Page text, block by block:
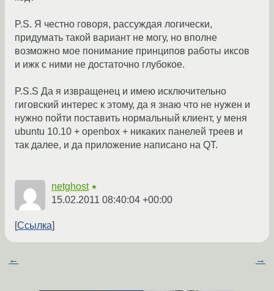
P.S. Я честно говоря, рассуждая логически,
придумать такой вариант не могу, но вполне
возможно мое понимание принципов работы иксов
и ижк с ними не достаточно глубокое.
P.S.S Да я извращенец и имею исключительно
гиговский интерес к этому, да я знаю что не нужен и
нужно пойти поставить нормальный клиент, у меня
ubuntu 10.10 + openbox + никаких панелей треев и
так далее, и да приложение написано на QT.
netghost ★
15.02.2011 08:40:04 +00:00
Ссылка
← →